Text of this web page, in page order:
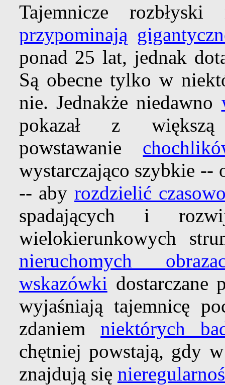
Tajemnicze
przypominają
ponad 25 lat, jednak
Są obecne tylko w
nie. Jednakże niedawno
pokazał z większą
powstawanie
wystarczająco szybkie --
-- aby rozdzielić
spadających i
wielokierunkowych
nieruchomych
wskazówki dostarczane
wyjaśniają tajemnicę
zdaniem niektórych
chętniej powstają, gdy
znajdują się